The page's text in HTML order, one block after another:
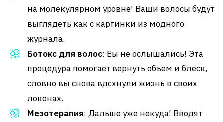
на молекулярном уровне! Ваши волосы будут
выглядеть как с картинки из модного
журнала.
Ботокс для волос: Вы не ослышались! Эта
процедура помогает вернуть объем и блеск,
словно вы снова вдохнули жизнь в своих
локонах.
Мезотерапия: Дальше уже некуда! Вводят